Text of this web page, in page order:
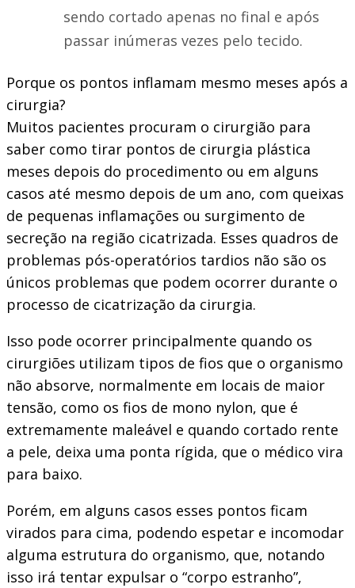
sendo cortado apenas no final e após
passar inúmeras vezes pelo tecido.
Porque os pontos inflamam mesmo meses após a
cirurgia?
Muitos pacientes procuram o cirurgião para
saber como tirar pontos de cirurgia plástica
meses depois do procedimento ou em alguns
casos até mesmo depois de um ano, com queixas
de pequenas inflamações ou surgimento de
secreção na região cicatrizada. Esses quadros de
problemas pós-operatórios tardios não são os
únicos problemas que podem ocorrer durante o
processo de cicatrização da cirurgia.
Isso pode ocorrer principalmente quando os
cirurgiões utilizam tipos de fios que o organismo
não absorve, normalmente em locais de maior
tensão, como os fios de mono nylon, que é
extremamente maleável e quando cortado rente
a pele, deixa uma ponta rígida, que o médico vira
para baixo.
Porém, em alguns casos esses pontos ficam
virados para cima, podendo espetar e incomodar
alguma estrutura do organismo, que, notando
isso irá tentar expulsar o “corpo estranho”,